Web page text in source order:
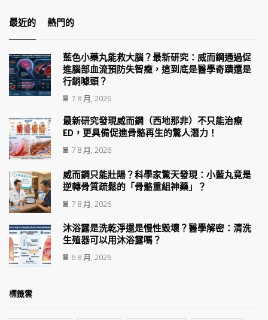
最近的 熱門的
藍色小藥丸能救大腦？最新研究：威而鋼通過促
進腦部血流預防失智癥，這到底是醫學奇蹟還是
行銷噱頭？
7 8 月, 2026
最新研究發現威而鋼（西地那非）不只能治療
ED，更具備促進骨骼再生的驚人潛力！
7 8 月, 2026
威而鋼只能壯陽？科學家驚天發現：小藍丸竟是
逆轉骨質疏鬆的「骨骼重組神藥」？
7 8 月, 2026
沐浴露是洗乾淨還是慢性毀壞？醫學解密：清洗
生殖器可以用沐浴露嗎？
6 8 月, 2026
標籤雲